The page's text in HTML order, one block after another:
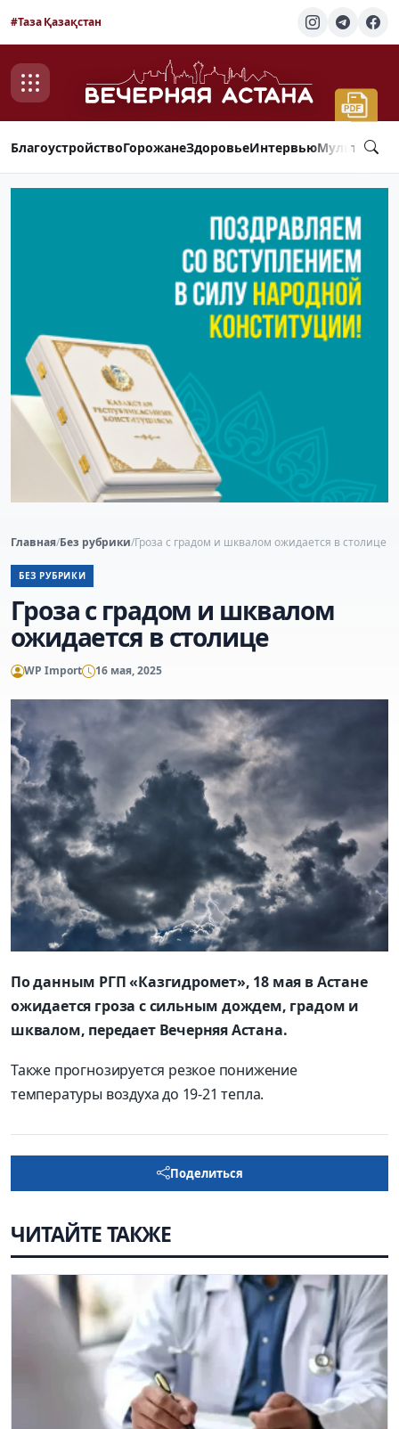
#Таза Қазақстан
БлагоустройствоГорожанеЗдоровьеИнтервью
Главная/Без рубрики/Гроза с градом и шквалом ожидается в столице
БЕЗ РУБРИКИ
Гроза с градом и шквалом
ожидается в столице
WP Import 16 мая, 2025
По данным РГП «Казгидромет», 18 мая в Астане
ожидается гроза с сильным дождем, градом и
шквалом, передает Вечерняя Астана.
Также прогнозируется резкое понижение
температуры воздуха до 19-21 тепла.
Поделиться
ЧИТАЙТЕ ТАКЖЕ